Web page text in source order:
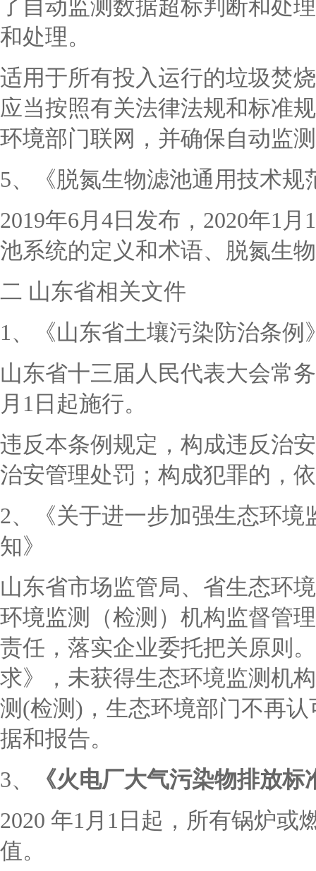
了自动监测数据超标判断和处
和处理。
适用于所有投入运行的垃圾焚
应当按照有关法律法规和标准
环境部门联网，并确保自动监
5、《脱氮生物滤池通用技术规
2019年6月4日发布，2020年1
池系统的定义和术语、脱氮生
二 山东省相关文件
1、《山东省土壤污染防治条例
山东省十三届人民代表大会常
月1日起施行。
违反本条例规定，构成违反治
治安管理处罚；构成犯罪的，
2、《关于进一步加强生态环
知》
山东省市场监管局、省生态环
环境监测（检测）机构监督管
责任，落实企业委托把关原则。
求》，未获得生态环境监测机
测(检测)，生态环境部门不再
据和报告。
3、
《火电厂大气污染物排放标
2020 年1月1日起，所有锅炉或
值。